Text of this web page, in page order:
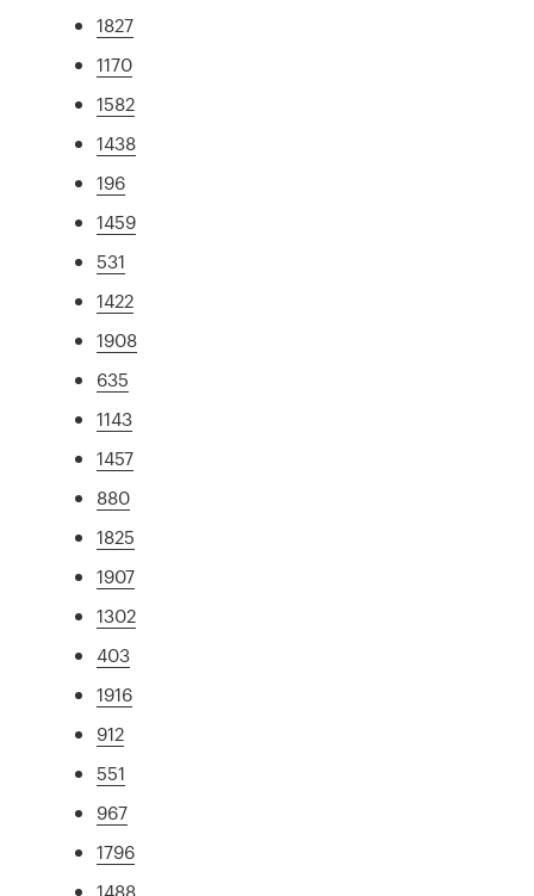
1827
1170
1582
1438
196
1459
531
1422
1908
635
1143
1457
880
1825
1907
1302
403
1916
912
551
967
1796
1488